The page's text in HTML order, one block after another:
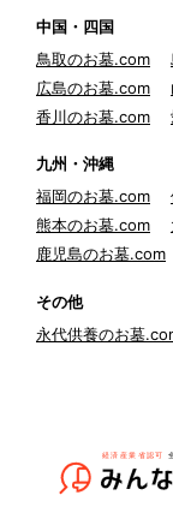
中国・四国
鳥取のお墓.com
広島のお墓.com
香川のお墓.com
九州・沖縄
福岡のお墓.com
熊本のお墓.com
鹿児島のお墓.com
その他
永代供養のお墓